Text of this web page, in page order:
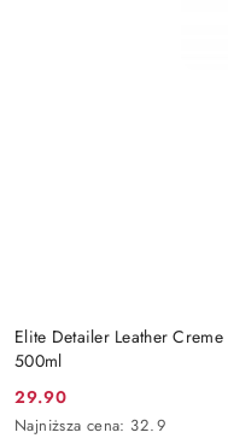
Elite Detailer Leather
500ml
Cena
29.90
Najniższa
Najniższa cena: 32.9